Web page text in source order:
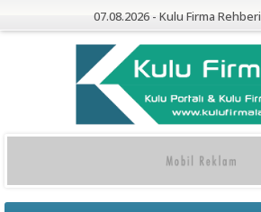
07.08.2026 - Kulu Firma Rehberi